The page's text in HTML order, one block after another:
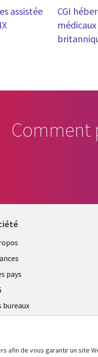
assistée
CGI
Comment
pays
bureaux
de presse
afin de vous garantir un site